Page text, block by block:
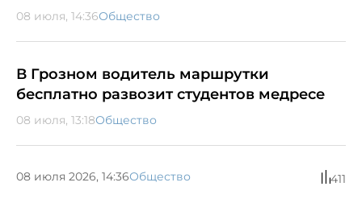
08 июля, 14:36Общество
В Грозном водитель маршрутки
бесплатно развозит студентов медресе
08 июля, 13:18Общество
08 июля 2026, 14:36Общество 411